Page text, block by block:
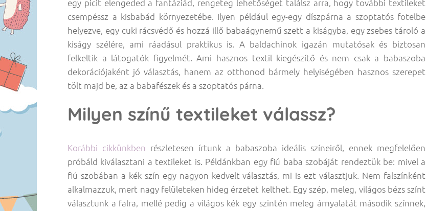
egy picit elengeded a fantáziád, rengeteg lehetőséget találsz arra, hogy további textileket
csempéssz a kisbabád környezetébe. Ilyen például egy-egy díszpárna a szoptatós fotelbe
helyezve, egy cuki rácsvédő és hozzá illő babaágynemű szett a kiságyba, egy zsebes tároló a
kiságy szélére, ami ráadásul praktikus is. A baldachinok igazán mutatósak és biztosan
felkeltik a látogatók figyelmét. Ami hasznos textil kiegészítő és nem csak a babaszoba
dekorációjaként jó választás, hanem az otthonod bármely helyiségében hasznos szerepet
tölt majd be, az a babafészek és a szoptatós párna.
Milyen színű textileket válassz?
Korábbi cikkünkben részletesen írtunk a babaszoba ideális színeiről, ennek megfelelően
próbáld kiválasztani a textileket is. Példánkban egy fiú baba szobáját rendeztük be: mivel a
fiú szobában a kék szín egy nagyon kedvelt választás, mi is ezt választjuk. Nem falszínként
alkalmazzuk, mert nagy felületeken hideg érzetet kelthet. Egy szép, meleg, világos bézs színt
választunk a falra, mellé pedig a világos kék egy szintén meleg árnyalatát második színnek,